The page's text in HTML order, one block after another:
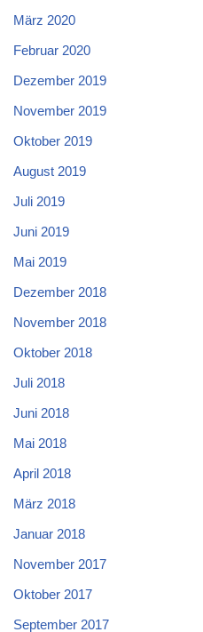
März 2020
Februar 2020
Dezember 2019
November 2019
Oktober 2019
August 2019
Juli 2019
Juni 2019
Mai 2019
Dezember 2018
November 2018
Oktober 2018
Juli 2018
Juni 2018
Mai 2018
April 2018
März 2018
Januar 2018
November 2017
Oktober 2017
September 2017